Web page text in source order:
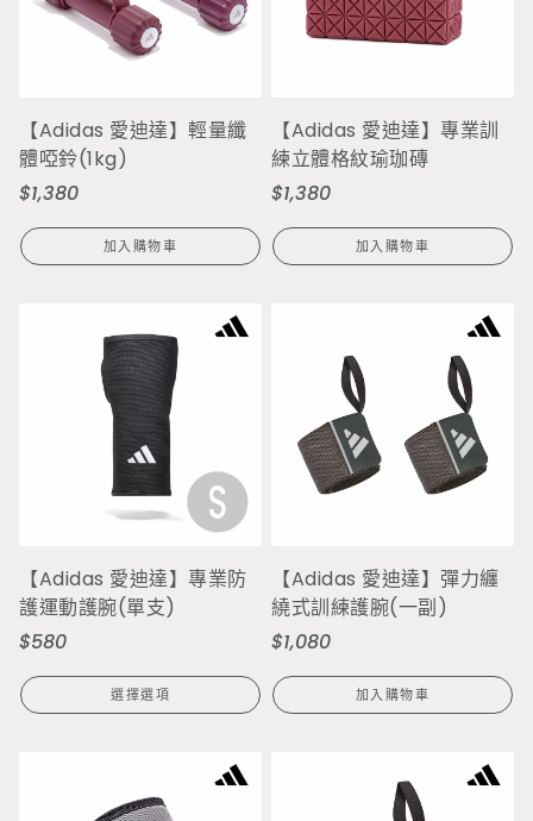
【Adidas 愛迪達】輕量纖
體啞鈴(1kg)
定
價
$1,380
加入購物車
【Adidas 愛迪達】專業訓
練立體格紋瑜珈磚
定
價
$1,380
加入購物車
【Adidas 愛迪達】專業防
護運動護腕(單支)
定
價
$580
選擇選項
【Adidas 愛迪達】彈力纏
繞式訓練護腕(一副)
定
價
$1,080
加入購物車